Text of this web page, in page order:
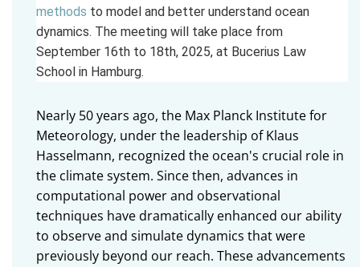
methods to model and better understand ocean
dynamics. The meeting will take place from
September 16th to 18th, 2025, at Bucerius Law
School in Hamburg.
Nearly 50 years ago, the Max Planck Institute for
Meteorology, under the leadership of Klaus
Hasselmann, recognized the ocean's crucial role in
the climate system. Since then, advances in
computational power and observational
techniques have dramatically enhanced our ability
to observe and simulate dynamics that were
previously beyond our reach. These advancements